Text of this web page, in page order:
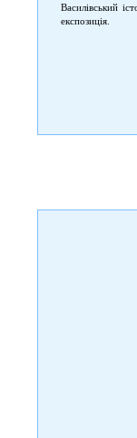
Василівський
експозиція.